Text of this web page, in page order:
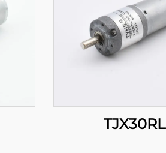
TJX30RL